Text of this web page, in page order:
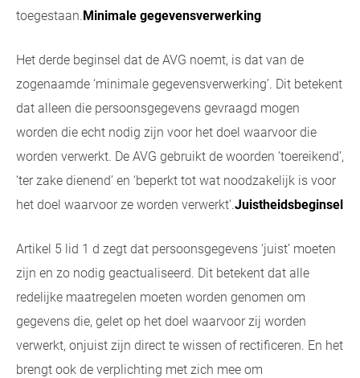
toegestaan.Minimale gegevensverwerking
Het derde beginsel dat de AVG noemt, is dat van de
zogenaamde ‘minimale gegevensverwerking’. Dit betekent
dat alleen die persoonsgegevens gevraagd mogen
worden die echt nodig zijn voor het doel waarvoor die
worden verwerkt. De AVG gebruikt de woorden ‘toereikend’,
‘ter zake dienend’ en ‘beperkt tot wat noodzakelijk is voor
het doel waarvoor ze worden verwerkt’.Juistheidsbeginsel
Artikel 5 lid 1 d zegt dat persoonsgegevens ‘juist’ moeten
zijn en zo nodig geactualiseerd. Dit betekent dat alle
redelijke maatregelen moeten worden genomen om
gegevens die, gelet op het doel waarvoor zij worden
verwerkt, onjuist zijn direct te wissen of rectificeren. En het
brengt ook de verplichting met zich mee om